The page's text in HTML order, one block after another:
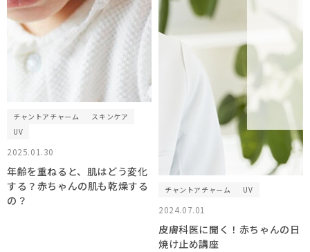
チャントアチャーム
スキンケア
UV
2025.01.30
年齢を重ねると、肌はどう変化
する？赤ちゃんの肌も乾燥する
の？
チャントアチャーム UV
2024.07.01
皮膚科医に聞く！赤ちゃんの日
焼け止め講座